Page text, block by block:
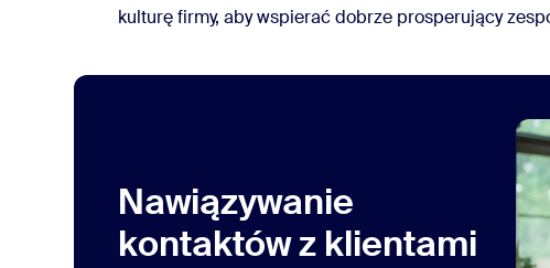
kulturę firmy, aby wspierać dobrze prosperujący
Nawiązywanie
kontaktów z klientami